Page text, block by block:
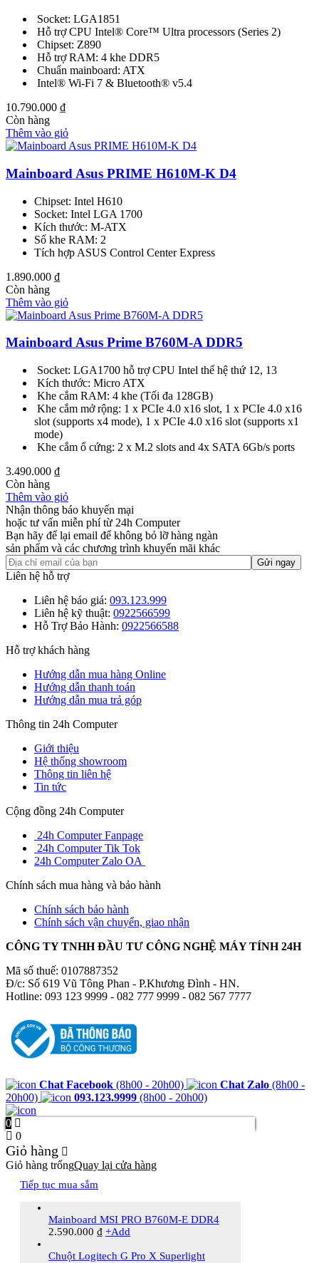
Socket: LGA1851
Hỗ trợ CPU Intel® Core™ Ultra processors (Series 2)
Chipset: Z890
Hỗ trợ RAM: 4 khe DDR5
Chuẩn mainboard: ATX
Intel® Wi-Fi 7 & Bluetooth® v5.4
10.790.000 ₫
Còn hàng
Thêm vào giỏ
Mainboard Asus PRIME H610M-K D4
Chipset: Intel H610
Socket: Intel LGA 1700
Kích thước: M-ATX
Số khe RAM: 2
Tích hợp ASUS Control Center Express
1.890.000 ₫
Còn hàng
Thêm vào giỏ
Mainboard Asus Prime B760M-A DDR5
Socket: LGA1700 hỗ trợ CPU Intel thế hệ thứ 12, 13
Kích thước: Micro ATX
Khe cắm RAM: 4 khe (Tối đa 128GB)
Khe cắm mở rộng: 1 x PCIe 4.0 x16 slot, 1 x PCIe 4.0 x16
slot (supports x4 mode), 1 x PCIe 4.0 x16 slot (supports x1
mode)
Khe cắm ổ cứng: 2 x M.2 slots and 4x SATA 6Gb/s ports
3.490.000 ₫
Còn hàng
Thêm vào giỏ
Nhận thông báo khuyến mại
hoặc tư vấn miễn phí từ 24h Computer
Bạn hãy để lại email để không bỏ lỡ hàng ngàn
sản phẩm và các chương trình khuyến mãi khác
Liên hệ hỗ trợ
Liên hệ báo giá: 093.123.999
Liên hệ kỹ thuật: 0922566599
Hỗ Trợ Bảo Hành: 0922566588
Hỗ trợ khách hàng
Hướng dẫn mua hàng Online
Hướng dẫn thanh toán
Hướng dẫn mua trả góp
Thông tin 24h Computer
Giới thiệu
Hệ thống showroom
Thông tin liên hệ
Tin tức
Cộng đồng 24h Computer
24h Computer Fanpage
24h Computer Tik Tok
24h Computer Zalo OA
Chính sách mua hàng và bảo hành
Chính sách bảo hành
Chính sách vận chuyển, giao nhận
CÔNG TY TNHH ĐẦU TƯ CÔNG NGHỆ MÁY TÍNH 24H
Mã số thuế: 0107887352
Đ/c: Số 619 Vũ Tông Phan - P.Khương Đình - HN.
Hotline: 093 123 9999 - 082 777 9999 - 082 567 7777
Chat Facebook (8h00 - 20h00) Chat Zalo (8h00 -
20h00)
093.123.9999 (8h00 - 20h00)
0
0
Giỏ hàng
Giỏ hàng trốngQuay lại cửa hàng
Tiếp tục mua sắm
Mainboard MSI PRO B760M-E DDR4
2.590.000 ₫ +Add
Chuột Logitech G Pro X Superlight